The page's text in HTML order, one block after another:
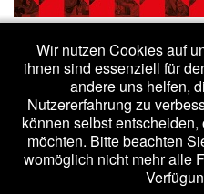
(c) 2020 - tuskk.de / Impressum/
Bootstrapis a front-end framework of
Wir nutzen Cookies auf
ihnen sind essenziell für
andere uns helfen,
Nutzererfahrung zu
können selbst
möchten. Bitte beachten
womöglich nicht mehr alle